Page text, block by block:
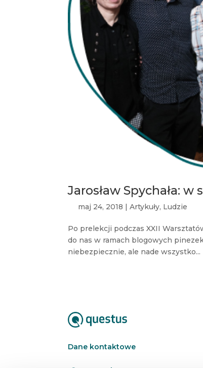
Jarosław Spychała:
maj 24, 2018 |Artykuły, Ludzie
Po prelekcji podczas XXII
do nas w ramach blogowych
niebezpiecznie, ale nade wszystko...
Dane kontaktowe